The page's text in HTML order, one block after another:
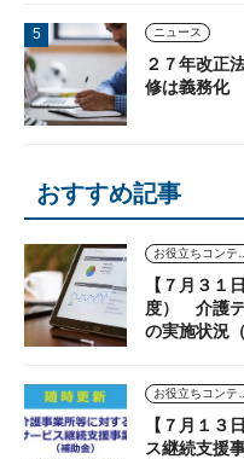
ニュース
２７年改正
修は義務化
おすすめ記事
【７月３１
度） 介護
の実施状況
【７月１３
ス継続支援